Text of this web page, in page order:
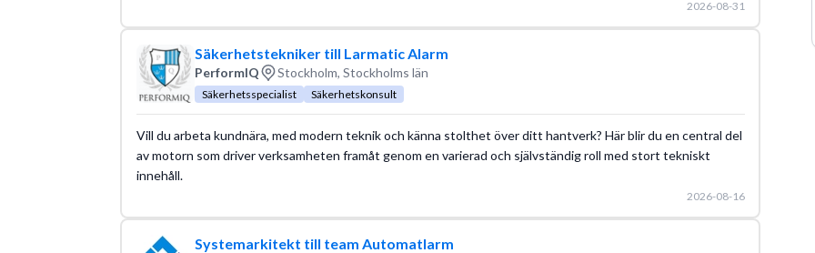
2026-08-31
Säkerhetstekniker till Larmatic Alarm
PerformIQ Stockholm, Stockholms län
Säkerhetsspecialist Säkerhetskonsult
Vill du arbeta kundnära, med modern teknik och känna stolthet över ditt hantverk? Här blir du en central del
av motorn som driver verksamheten framåt genom en varierad och självständig roll med stort tekniskt
innehåll.
2026-08-16
Systemarkitekt till team Automatlarm